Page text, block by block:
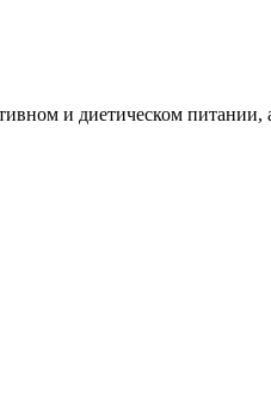
и диетическом